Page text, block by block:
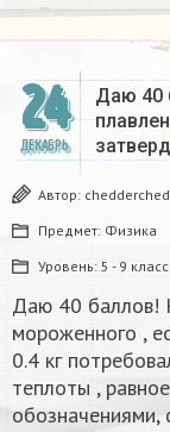
24
ДЕКАБРЬ
Даю 40
Автор:
Предмет: Физика
Уровень: 5 - 9 класс
Даю 40 баллов!
мороженного ,
0.4 кг
теплоты ,